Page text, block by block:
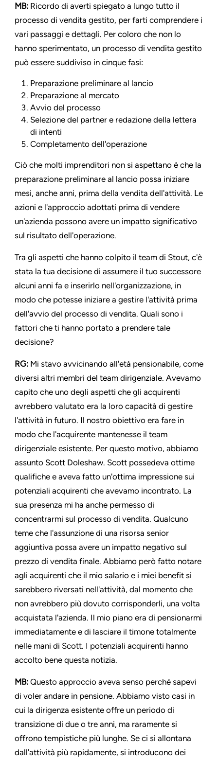
MB: Ricordo di averti spiegato a lungo tutto il
processo di vendita gestito, per farti comprendere i
vari passaggi e dettagli. Per coloro che non lo
hanno sperimentato, un processo di vendita gestito
può essere suddiviso in cinque fasi:
Preparazione preliminare al lancio
Preparazione al mercato
Avvio del processo
Selezione del partner e redazione della lettera
di intenti
Completamento dell'operazione
Ciò che molti imprenditori non si aspettano è che la
preparazione preliminare al lancio possa iniziare
mesi, anche anni, prima della vendita dell'attività. Le
azioni e l'approccio adottati prima di vendere
un'azienda possono avere un impatto significativo
sul risultato dell'operazione.
Tra gli aspetti che hanno colpito il team di Stout, c'è
stata la tua decisione di assumere il tuo successore
alcuni anni fa e inserirlo nell'organizzazione, in
modo che potesse iniziare a gestire l'attività prima
dell'avvio del processo di vendita. Quali sono i
fattori che ti hanno portato a prendere tale
decisione?
RG: Mi stavo avvicinando all'età pensionabile, come
diversi altri membri del team dirigenziale. Avevamo
capito che uno degli aspetti che gli acquirenti
avrebbero valutato era la loro capacità di gestire
l'attività in futuro. Il nostro obiettivo era fare in
modo che l'acquirente mantenesse il team
dirigenziale esistente. Per questo motivo, abbiamo
assunto Scott Doleshaw. Scott possedeva ottime
qualifiche e aveva fatto un'ottima impressione sui
potenziali acquirenti che avevamo incontrato. La
sua presenza mi ha anche permesso di
concentrarmi sul processo di vendita. Qualcuno
teme che l'assunzione di una risorsa senior
aggiuntiva possa avere un impatto negativo sul
prezzo di vendita finale. Abbiamo però fatto notare
agli acquirenti che il mio salario e i miei benefit si
sarebbero riversati nell'attività, dal momento che
non avrebbero più dovuto corrisponderli, una volta
acquistata l'azienda. Il mio piano era di pensionarmi
immediatamente e di lasciare il timone totalmente
nelle mani di Scott. I potenziali acquirenti hanno
accolto bene questa notizia.
MB: Questo approccio aveva senso perché sapevi
di voler andare in pensione. Abbiamo visto casi in
cui la dirigenza esistente offre un periodo di
transizione di due o tre anni, ma raramente si
offrono tempistiche più lunghe. Se ci si allontana
dall'attività più rapidamente, si introducono dei